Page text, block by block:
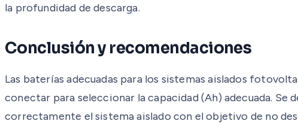
la profundidad de descarga.
Conclusión y recomendaciones
Las baterías adecuadas para los sistemas aislados
conectar para seleccionar la capacidad (Ah) adecuada.
correctamente el sistema aislado con el objetivo de no